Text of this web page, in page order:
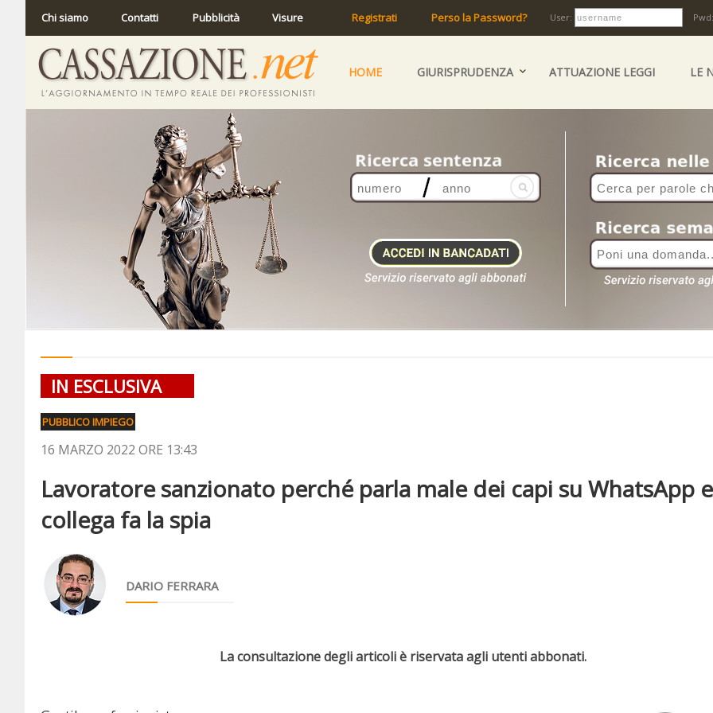
Chi siamo Contatti Pubblicità Visure Registrati Perso la Password? User:
HOME GIURISPRUDENZA ATTUAZIONE LEGGI LE
IN ESCLUSIVA
PUBBLICO IMPIEGO
16 MARZO 2022 ORE 13:43
Lavoratore sanzionato perché parla male dei capi su WhatsApp
collega fa la spia
DARIO FERRARA
La consultazione degli articoli è riservata agli utenti abbonati.